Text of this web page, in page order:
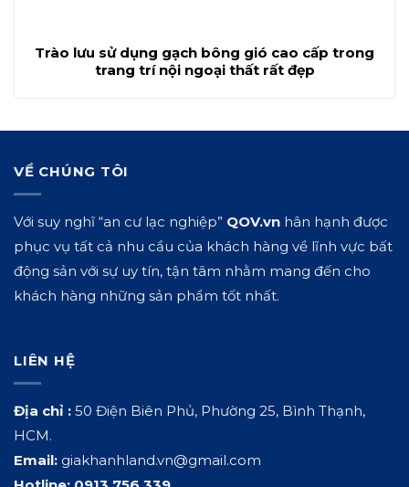
Trào lưu sử dụng gạch bông gió cao cấp trong
trang trí nội ngoại thất rất đẹp
VỀ CHÚNG TÔI
Với suy nghĩ “an cư lạc nghiệp” QOV.vn hân hạnh được
phục vụ tất cả nhu cầu của khách hàng về lĩnh vực bất
động sản với sự uy tín, tận tâm nhằm mang đến cho
khách hàng những sản phẩm tốt nhất.
LIÊN HỆ
Địa chỉ : 50 Điện Biên Phủ, Phường 25, Bình Thạnh,
HCM.
Email: giakhanhland.vn@gmail.com